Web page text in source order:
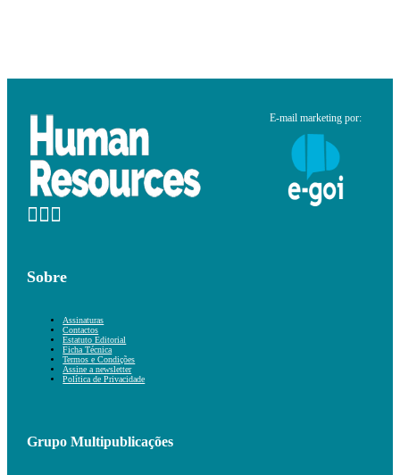
E-mail marketing por:
Sobre
Assinaturas
Contactos
Estatuto Editorial
Ficha Técnica
Termos e Condições
Assine a newsletter
Política de Privacidade
Grupo Multipublicações